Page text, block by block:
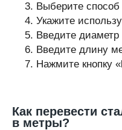
Выберите способ
Укажите
Введите диаметр
Введите длину
Нажмите кнопку «
Как перевести
в метры?